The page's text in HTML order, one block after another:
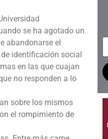
se ha agotado un
abandonarse el
identificación social
en las que cuajan
no responden a lo
sobre los mismos
el rompimiento de